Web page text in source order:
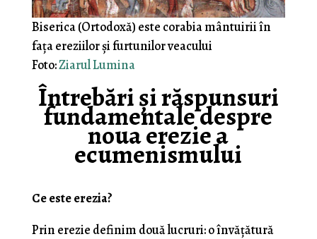
Biserica (Ortodoxă) este corabia mântuirii în
fața ereziilor și furtunilor veacului
Foto:Ziarul Lumina
Întrebări și răspunsuri
fundamentale despre
noua erezie a
ecumenismului
Ce este erezia?
Prin erezie definim două lucruri: o învățătură